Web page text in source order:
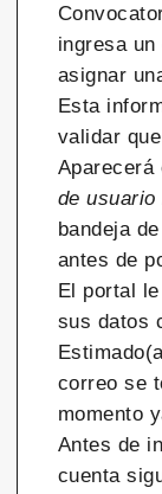
ingresa
asignar
Esta
validar
Aparecerá
de
bandeja
antes de
El portal
sus datos
correo se
momento
Antes de
cuenta